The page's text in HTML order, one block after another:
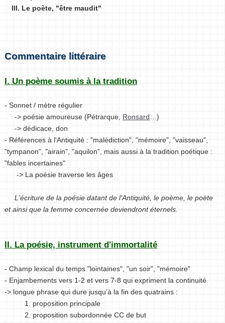
III. Le poète, "être maudit"
Commentaire littéraire
I. Un poème soumis à la tradition
- Sonnet / mètre régulier
-> poésie amoureuse (Pétrarque, Ronsard …)
-> dédicace, don
- Références à l'Antiquité : "malédiction", "mémoire", "vaisseau",
"tympanon", "airain", "aquilon", mais aussi à la tradition poétique :
"fables incertaines"
-> La poésie traverse les âges
L'écriture de la poésie datant de l'Antiquité, le poème, le poète
et ainsi que la femme concernée deviendront éternels.
II. La poésie, instrument d'immortalité
- Champ lexical du temps "lointaines", "un soir", "mémoire"
- Enjambements vers 1-2 et vers 7-8 qui expriment la continuité
-> longue phrase qui dure jusqu'à la fin des quatrains :
1. proposition principale
2. proposition subordonnée CC de but